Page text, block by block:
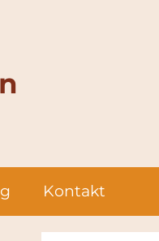
Kontakt